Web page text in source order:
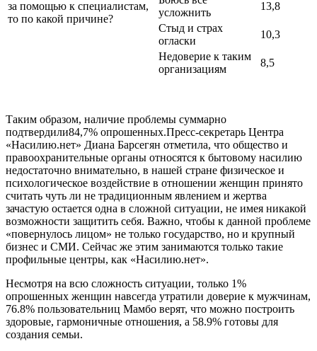
за помощью к специалистам,
то по какой причине?
усложнить
13,8
Стыд и страх
огласки
10,3
Недоверие к таким
организациям
8,5
Таким образом, наличие проблемы суммарно
подтвердили84,7% опрошенных.Пресс-секретарь Центра
«Насилию.нет» Диана Барсегян отметила, что общество и
правоохранительные органы относятся к бытовому насилию
недостаточно внимательно, в нашей стране физическое и
психологическое воздействие в отношении женщин принято
считать чуть ли не традиционным явлением и жертва
зачастую остается одна в сложной ситуации, не имея никакой
возможности защитить себя. Важно, чтобы к данной проблеме
«повернулось лицом» не только государство, но и крупный
бизнес и СМИ. Сейчас же этим занимаются только такие
профильные центры, как «Насилию.нет».
Несмотря на всю сложность ситуации, только 1%
опрошенных женщин навсегда утратили доверие к мужчинам,
76.8% пользовательниц Мамбо верят, что можно построить
здоровые, гармоничные отношения, а 58.9% готовы для
создания семьи.